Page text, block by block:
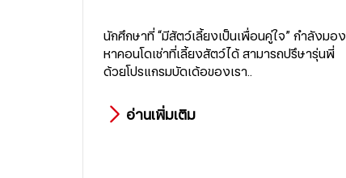
นักศึกษาที่ “มีสัตว์เลี้ยงเป็นเพื่อนคู่ใจ” กำลังมอง
หาคอนโดเช่าที่เลี้ยงสัตว์ได้ สามารถปรึษารุ่นพี่
ด้วยโปรแกรมบัดเด้อของเรา..
อ่านเพิ่มเติม